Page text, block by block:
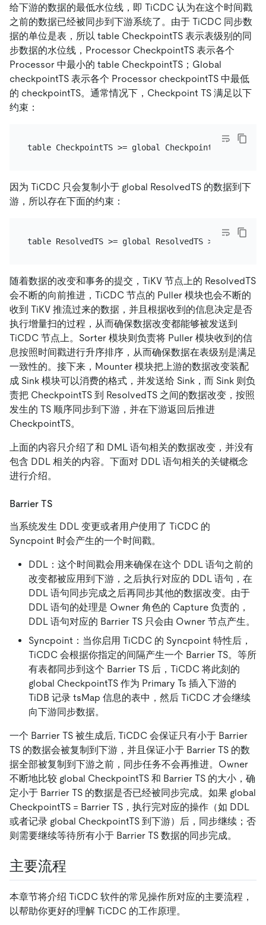
给下游的数据的最低水位线，即 TiCDC 认为在这个时间戳
之前的数据已经被同步到下游系统了。由于 TiCDC 同步数
据的单位是表，所以 table CheckpointTS 表示表级别的同
步数据的水位线，Processor CheckpointTS 表示各个
Processor 中最小的 table CheckpointTS；Global
checkpointTS 表示各个 Processor checkpointTS 中最低
的 checkpointTS。通常情况下，Checkpoint TS 满足以下
约束：
因为 TiCDC 只会复制小于 global ResolvedTS 的数据到下
游，所以存在下面的约束：
随着数据的改变和事务的提交，TiKV 节点上的 ResolvedTS
会不断的向前推进，TiCDC 节点的 Puller 模块也会不断的
收到 TiKV 推流过来的数据，并且根据收到的信息决定是否
执行增量扫的过程，从而确保数据改变都能够被发送到
TiCDC 节点上。Sorter 模块则负责将 Puller 模块收到的信
息按照时间戳进行升序排序，从而确保数据在表级别是满足
一致性的。接下来，Mounter 模块把上游的数据改变装配
成 Sink 模块可以消费的格式，并发送给 Sink，而 Sink 则负
责把 CheckpointTS 到 ResolvedTS 之间的数据改变，按照
发生的 TS 顺序同步到下游，并在下游返回后推进
CheckpointTS。
上面的内容只介绍了和 DML 语句相关的数据改变，并没有
包含 DDL 相关的内容。下面对 DDL 语句相关的关键概念
进行介绍。
Barrier TS
当系统发生 DDL 变更或者用户使用了 TiCDC 的
Syncpoint 时会产生的一个时间戳。
DDL：这个时间戳会用来确保在这个 DDL 语句之前的
改变都被应用到下游，之后执行对应的 DDL 语句，在
DDL 语句同步完成之后再同步其他的数据改变。由于
DDL 语句的处理是 Owner 角色的 Capture 负责的，
DDL 语句对应的 Barrier TS 只会由 Owner 节点产生。
Syncpoint：当你启用 TiCDC 的 Syncpoint 特性后，
TiCDC 会根据你指定的间隔产生一个 Barrier TS。等所
有表都同步到这个 Barrier TS 后，TiCDC 将此刻的
global CheckpointTS 作为 Primary Ts 插入下游的
TiDB 记录 tsMap 信息的表中，然后 TiCDC 才会继续
向下游同步数据。
一个 Barrier TS 被生成后, TiCDC 会保证只有小于 Barrier
TS 的数据会被复制到下游，并且保证小于 Barrier TS 的数
据全部被复制到下游之前，同步任务不会再推进。Owner
不断地比较 global CheckpointTS 和 Barrier TS 的大小，确
定小于 Barrier TS 的数据是否已经被同步完成。如果 global
CheckpointTS = Barrier TS，执行完对应的操作（如 DDL
或者记录 global CheckpointTS 到下游）后，同步继续；否
则需要继续等待所有小于 Barrier TS 数据的同步完成。
主要流程
本章节将介绍 TiCDC 软件的常见操作所对应的主要流程，
以帮助你更好的理解 TiCDC 的工作原理。